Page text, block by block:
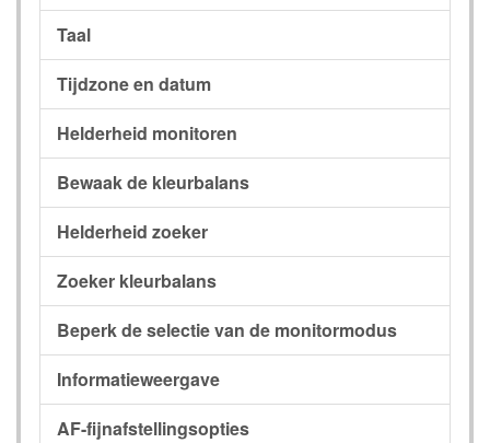
Taal
Tijdzone en datum
Helderheid monitoren
Bewaak de kleurbalans
Helderheid zoeker
Zoeker kleurbalans
Beperk de selectie van de monitormodus
Informatieweergave
AF-fijnafstellingsopties